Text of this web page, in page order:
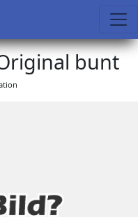
bunt